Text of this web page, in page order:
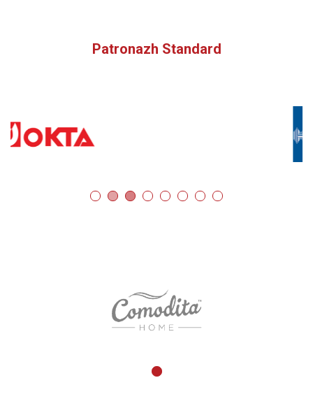
Patronazh Standard